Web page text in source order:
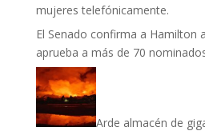
mujeres telefónicamente.
El Senado confirma a Hamilton
aprueba a más de 70
Arde almacén de